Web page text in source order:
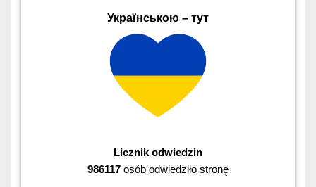
Українською – тут
Licznik odwiedzin
986117 osób odwiedziło stronę